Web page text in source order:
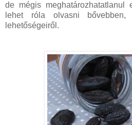
de mégis meghatározhatatlanul
lehet róla olvasni
lehetőségeiről.